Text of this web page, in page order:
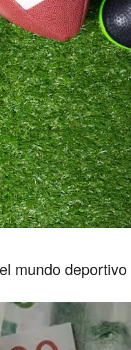
mundo deportivo